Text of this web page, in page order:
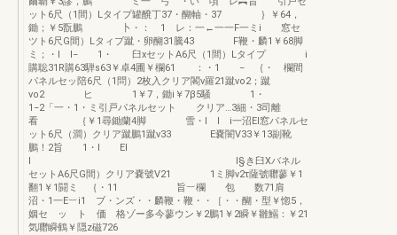
ット6尺（1間）Lタイプ罐醗丁37・醐軸・37 ｝￥64，
鋤；￥5翫鵬 卜・： 1 レ：一←一一F一ミi 窓セ
ツト6尺G間）Lタィブ蹴・卵醐31騰43 F鞭・麟1￥68脚
ミ；・l l− 1・ 臼xセットA6尺（1間）Lタイプ i
購聡31R購63騨s63￥卓4圃￥欄61 ：・1 − ｛・ 欄間
パネルセッ陪6尺（1問）2枚入クリア閣v羅21蹴vo2；蹴
vo2 ヒ 1￥7，鋤i￥7β5騒 1・
1−2「一・1・ミ引戸パネルセット クリア…3細・3司離
看 ｛￥1尋鋤蘭4脚 雪・l l i一沼El窓パネルセ
ット6尺（澗）クリア蹴鵬1蹴v33 E嚢闇V33￥13副靴
鵬！2旨 1・l El
I l§き臼Xバネル
セットA6尺G間）クリア嚢號V21 1ミ脚v2τ薩號囎蓼￥1
翻1￥1闘ミ ｛・11 旨︸欄 包 数71肩
沼・1一E︸i1 ブ・ンズ・・麟鞭・鞭・・［・・醐・型￥惚5，
姻セ ッ ト 価 格ゾー多今蓼ウン￥2鵬1￥2瞬￥雛鰯：￥21
気囎瞬鶴￥隠z磁726